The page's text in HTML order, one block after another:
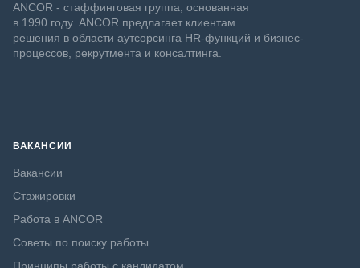
ANCOR - стаффинговая группа, основанная
в 1990 году. ANCOR предлагает клиентам
решения в области аутсорсинга HR-функций и бизнес-
процессов, рекрутмента и консалтинга.
ВАКАНСИИ
Вакансии
Стажировки
Работа в ANCOR
Советы по поиску работы